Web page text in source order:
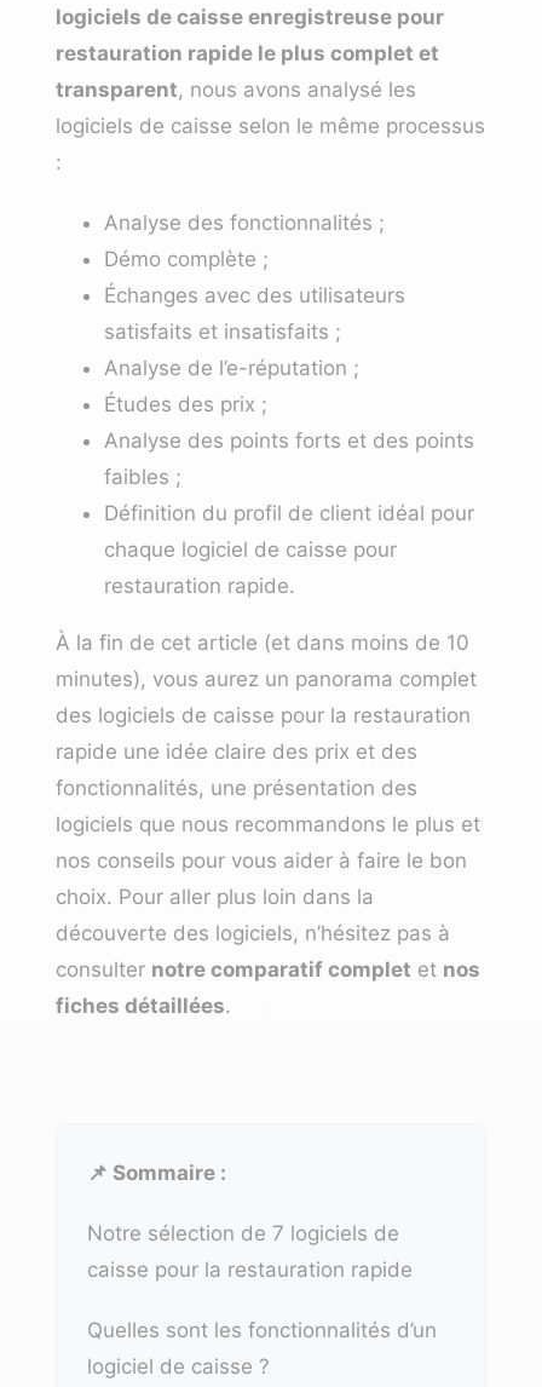
logiciels de caisse enregistreuse pour
restauration rapide le plus complet et
transparent, nous avons analysé les
logiciels de caisse selon le même processus
:
Analyse des fonctionnalités ;
Démo complète ;
Échanges avec des utilisateurs
satisfaits et insatisfaits ;
Analyse de l’e-réputation ;
Études des prix ;
Analyse des points forts et des points
faibles ;
Définition du profil de client idéal pour
chaque logiciel de caisse pour
restauration rapide.
À la fin de cet article (et dans moins de 10
minutes), vous aurez un panorama complet
des logiciels de caisse pour la restauration
rapide une idée claire des prix et des
fonctionnalités, une présentation des
logiciels que nous recommandons le plus et
nos conseils pour vous aider à faire le bon
choix. Pour aller plus loin dans la
découverte des logiciels, n’hésitez pas à
consulter notre comparatif complet et nos
fiches détaillées.
📌 Sommaire :
Notre sélection de 7 logiciels de
caisse pour la restauration rapide
Quelles sont les fonctionnalités d’un
logiciel de caisse ?